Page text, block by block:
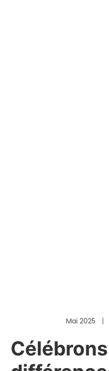
Mai 2025